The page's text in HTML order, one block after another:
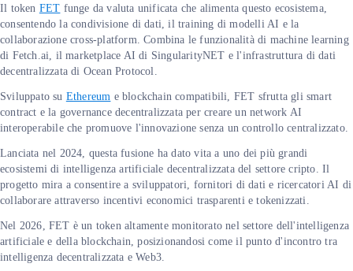
Il token FET funge da valuta unificata che alimenta questo ecosistema,
consentendo la condivisione di dati, il training di modelli AI e la
collaborazione cross-platform. Combina le funzionalità di machine learning
di Fetch.ai, il marketplace AI di SingularityNET e l'infrastruttura di dati
decentralizzata di Ocean Protocol.
Sviluppato su Ethereum e blockchain compatibili, FET sfrutta gli smart
contract e la governance decentralizzata per creare un network AI
interoperabile che promuove l'innovazione senza un controllo centralizzato.
Lanciata nel 2024, questa fusione ha dato vita a uno dei più grandi
ecosistemi di intelligenza artificiale decentralizzata del settore cripto. Il
progetto mira a consentire a sviluppatori, fornitori di dati e ricercatori AI di
collaborare attraverso incentivi economici trasparenti e tokenizzati.
Nel 2026, FET è un token altamente monitorato nel settore dell'intelligenza
artificiale e della blockchain, posizionandosi come il punto d'incontro tra
intelligenza decentralizzata e Web3.